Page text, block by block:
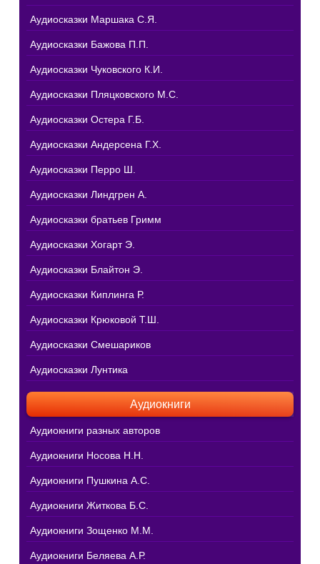
Аудиосказки Маршака С.Я.
Аудиосказки Бажова П.П.
Аудиосказки Чуковского К.И.
Аудиосказки Пляцковского М.С.
Аудиосказки Остера Г.Б.
Аудиосказки Андерсена Г.Х.
Аудиосказки Перро Ш.
Аудиосказки Линдгрен А.
Аудиосказки братьев Гримм
Аудиосказки Хогарт Э.
Аудиосказки Блайтон Э.
Аудиосказки Киплинга Р.
Аудиосказки Крюковой Т.Ш.
Аудиосказки Смешариков
Аудиосказки Лунтика
Аудиокниги
Аудиокниги разных авторов
Аудиокниги Носова Н.Н.
Аудиокниги Пушкина А.С.
Аудиокниги Житкова Б.С.
Аудиокниги Зощенко М.М.
Аудиокниги Беляева А.Р.